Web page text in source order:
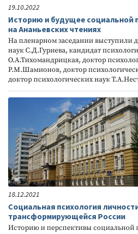
19.10.2022
Историю и будущее социальной
на Ананьевских чтениях
На пленарном заседании выступили
наук С.Д.Гуриева, кандидат
О.А.Тихомандрицкая, доктор
Р.М.Шамионов, доктор
доктор психологических наук
18.12.2021
Социальная психология
трансформирующейся России
Историю и перспективы социальной